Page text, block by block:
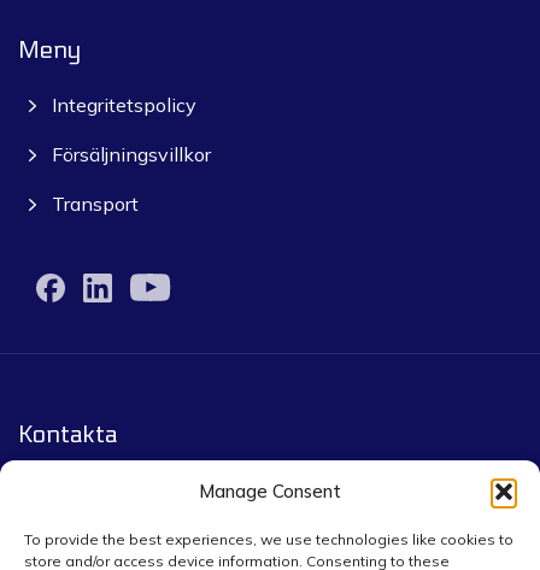
Manage Consent
To provide the best experiences, we use technologies like cookies to
store and/or access device information. Consenting to these
Meny
Integritetspolicy
Försäljningsvillkor
Transport
Kontakta
Yourpack.eu by Infigo Group co.
Leopoldstrasse 244, 80807 München